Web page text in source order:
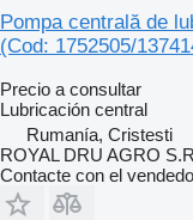
Pompa centrală de
(Cod: 1752505/
Precio a consultar
Lubricación central
Rumanía, Cristesti
ROYAL DRU AGRO
Contacte con el